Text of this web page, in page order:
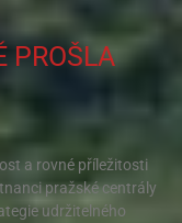
PROŠLA
a rovné příležitosti
pražské centrály
udržitelného